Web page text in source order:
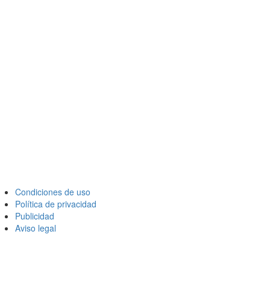
Condiciones de uso
Política de privacidad
Publicidad
Aviso legal